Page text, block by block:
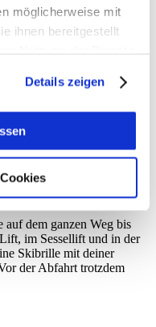
möglicherweise mit
ihnen bereitgestellt
Details zeigen
Skibrille nach dem
Vergangenheit an. Mit
drauf - ab mit dem Helm
auch ;)
am Berg
dem ganzen Weg bis
im Sessellift und in der
Skibrille mit deiner
der Abfahrt trotzdem